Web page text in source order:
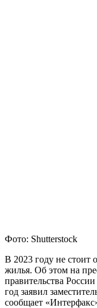
Фото: Shutterstock
В 2023 году не стоит
жилья. Об этом на
правительства
год заявил
сообщает